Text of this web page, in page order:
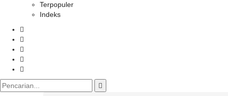
Terpopuler
Indeks